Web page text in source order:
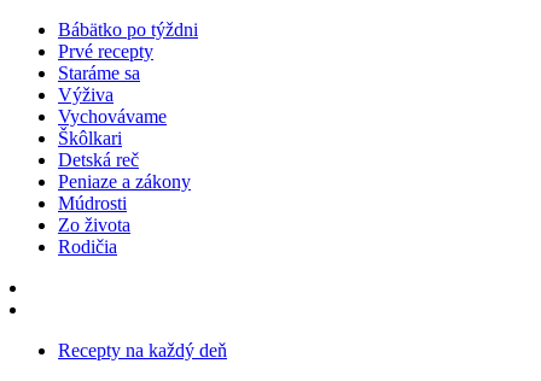
Bábätko po týždni
Prvé recepty
Staráme sa
Výživa
Vychovávame
Škôlkari
Detská reč
Peniaze a zákony
Múdrosti
Zo života
Rodičia
Recepty na každý deň